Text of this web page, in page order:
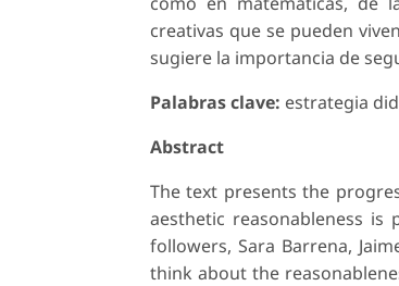
creativas que se pueden
sugiere la importancia de
Palabras clave: estrategia
Abstract
The text presents the
aesthetic reasonableness
followers, Sara Barrena,
think about the